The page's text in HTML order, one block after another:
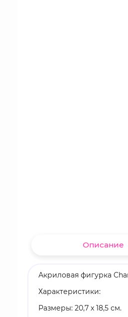
Описание
Акриловая фигурка
Характеристики:
Размеры: 20,7 х 18,5 см.